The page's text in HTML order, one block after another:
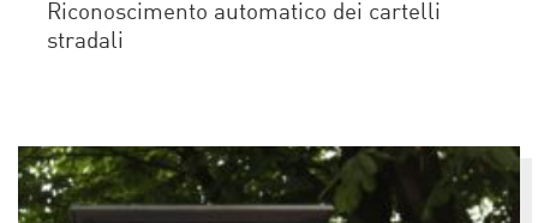
Riconoscimento automatico dei cartelli
stradali